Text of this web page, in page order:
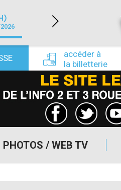
PHOTOS / WEB TV
accéder à
la billetterie
du 22/08/2026 au